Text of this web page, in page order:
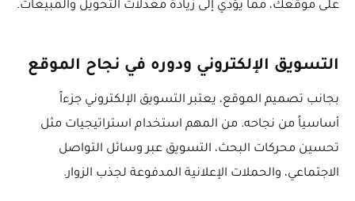
على موقعك، مما يؤدي إلى زيادة معدلات التحويل والمبيعات.
التسويق الإلكتروني ودوره في نجاح الموقع
بجانب تصميم الموقع، يعتبر التسويق الإلكتروني جزءاً
أساسياً من نجاحه. من المهم استخدام استراتيجيات مثل
تحسين محركات البحث، التسويق عبر وسائل التواصل
الاجتماعي، والحملات الإعلانية المدفوعة لجذب الزوار.